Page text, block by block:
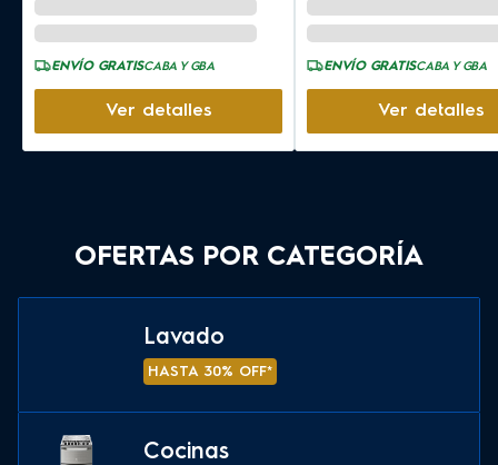
ENVÍO GRATISCABA Y GBA
Ver detalles
ENVÍO GRATISCABA Y GBA
Ver detalles
OFERTAS POR CATEGORÍA
Lavado
HASTA 30% OFF*
Cocinas